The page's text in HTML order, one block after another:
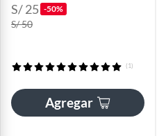
S/ 25 -50%
S/ 50
(1)
Agregar